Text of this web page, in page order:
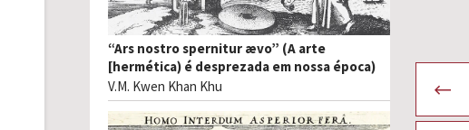
“Ars nostro spernitur ævo” (A arte
[hermética) é desprezada em nossa época)
V.M. Kwen Khan Khu